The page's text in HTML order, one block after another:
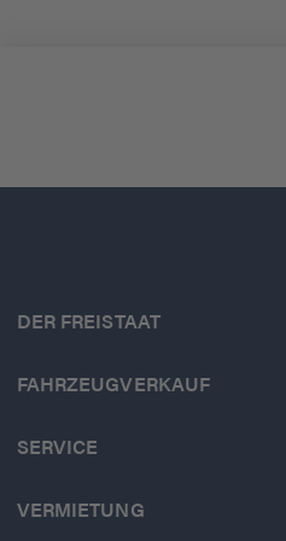
DER FREISTAAT
FAHRZEUGVERKAUF
SERVICE
VERMIETUNG